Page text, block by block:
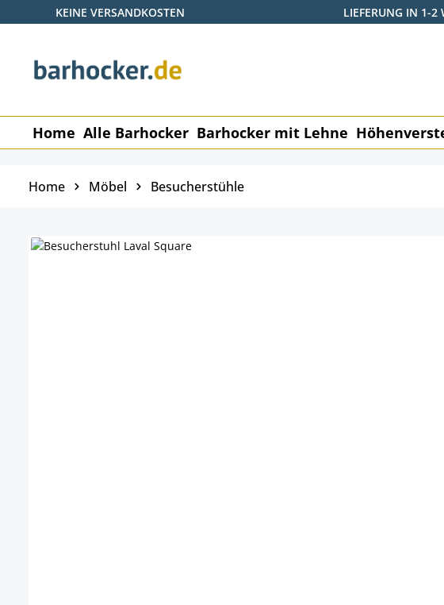
Hauptinhalt springen
Zur Suche springen
Zur Hauptnavigation springen
KEINE VERSANDKOSTEN LIEFERUNG IN 1-2
Home Alle Barhocker Barhocker mit Lehne
Home Möbel Besucherstühle